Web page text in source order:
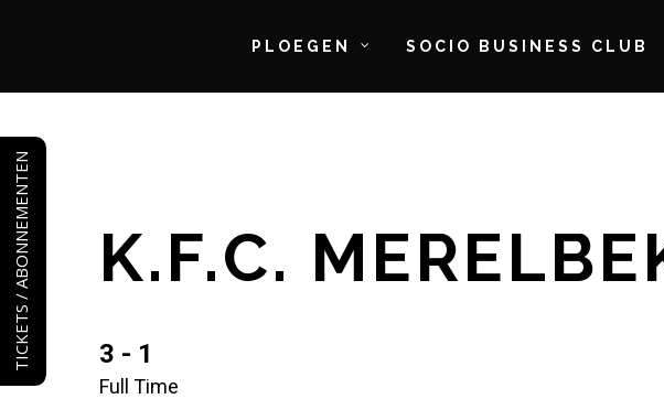
to
main
content
PLOEGEN SOCIO BUSINESS CLUB
K.F.C.
3 - 1
Full Time
TICKETS / ABONNEMENTEN